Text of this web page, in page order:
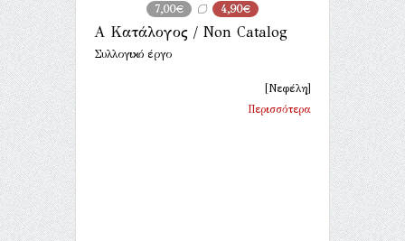
7,00€ 4,90€
Α Κατάλογος / Non Catalog
Συλλογικό έργο
[Νεφέλη]
Περισσότερα